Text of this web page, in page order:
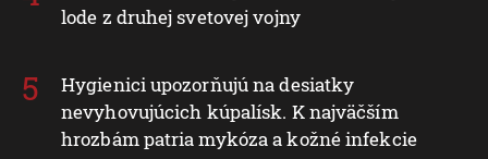
lode z druhej svetovej vojny
Hygienici upozorňujú na desiatky
nevyhovujúcich kúpalísk. K najväčším
hrozbám patria mykóza a kožné infekcie